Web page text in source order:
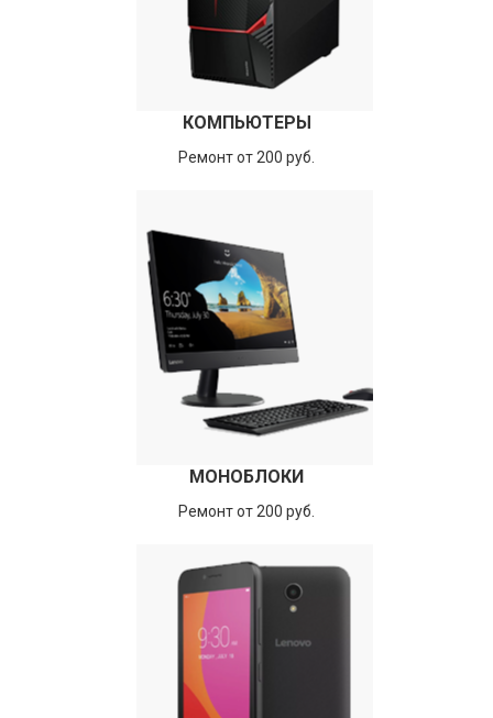
КОМПЬЮТЕРЫ
Ремонт от 200 руб.
МОНОБЛОКИ
Ремонт от 200 руб.